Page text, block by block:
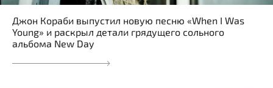
Джон Кораби выпустил новую песню «When I Was
Young» и раскрыл детали грядущего сольного
альбома New Day